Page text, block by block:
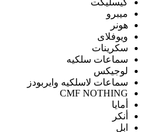
كيسليكت
ميبرو
هونر
ويوفلاى
سكرينات
سماعات سلكيه
لوجيكس
سماعات لاسلكيه وايربودز
CMF NOTHING
أمايا
أنكر
ابل